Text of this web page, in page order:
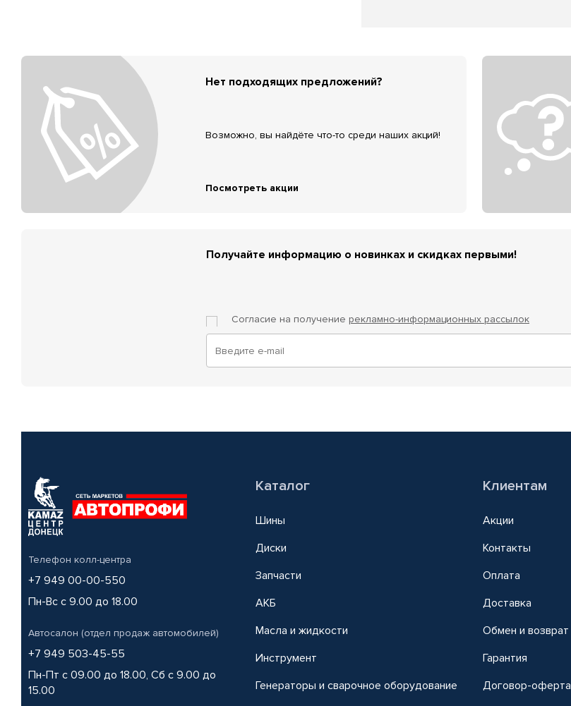
Нет подходящих предложений?
Возможно, вы найдёте что-то среди наших акций!
Посмотреть акции
Получайте информацию о новинках и скидках первыми!
Согласие на получение рекламно-информационных рассылок
Телефон колл-центра
+7 949 00-00-550
Пн-Вс с 9.00 до 18.00
Автосалон (отдел продаж автомобилей)
+7 949 503-45-55
Пн-Пт с 09.00 до 18.00, Сб с 9.00 до
15.00
Каталог
Шины
Диски
Запчасти
АКБ
Масла и жидкости
Инструмент
Генераторы и сварочное оборудование
Клиентам
Акции
Контакты
Оплата
Доставка
Обмен и возврат
Гарантия
Договор-оферта